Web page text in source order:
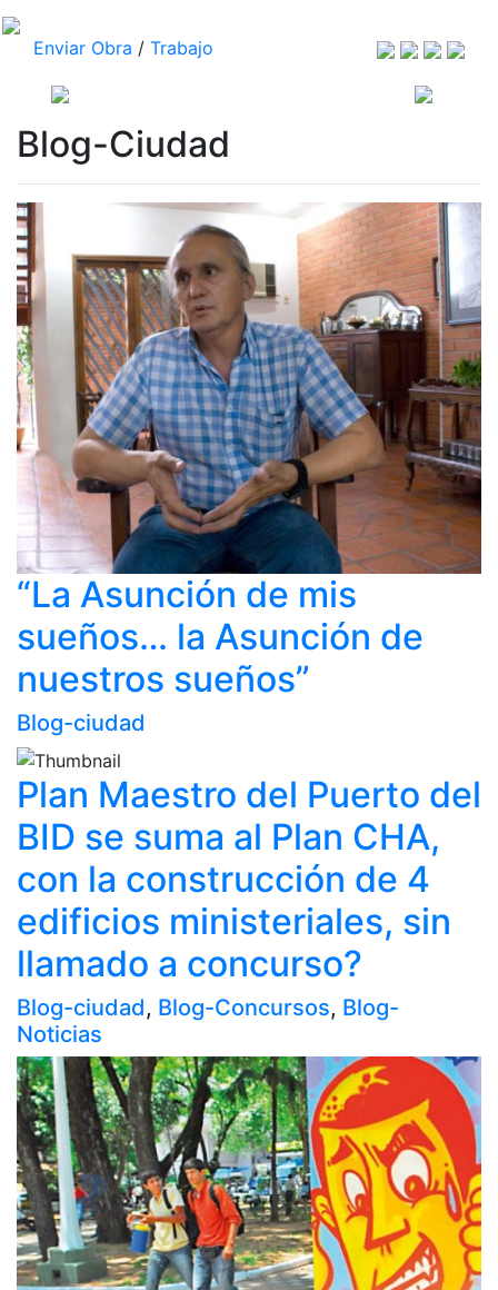
Enviar Obra / Trabajo
Blog-Ciudad
“La Asunción de mis
sueños… la Asunción de
nuestros sueños”
Blog-ciudad
Plan Maestro del Puerto del
BID se suma al Plan CHA,
con la construcción de 4
edificios ministeriales, sin
llamado a concurso?
Blog-ciudad, Blog-Concursos, Blog-
Noticias